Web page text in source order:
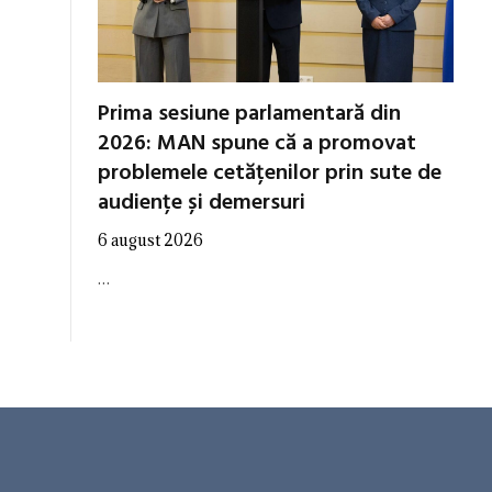
Prima sesiune parlamentară din
2026: MAN spune că a promovat
problemele cetățenilor prin sute de
audiențe și demersuri
6 august 2026
…